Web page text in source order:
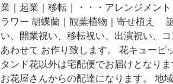
業｜起業｜移転｜・・・アレンジメン
ラワー 胡蝶蘭｜観葉植物｜寄せ植え
い、開業祝い、移転祝い、出演祝い、
あわせて お作り致します。 花キューピ
タンド花以外は宅配便でお届けとなり
お花屋さんからの配達になります。 地